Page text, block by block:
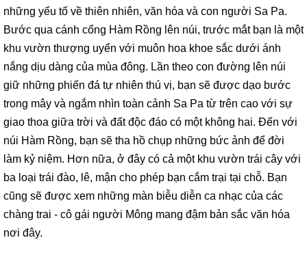
những yếu tố về thiên nhiên, văn hóa và con người Sa Pa.
Bước qua cánh cổng Hàm Rồng lên núi, trước mắt bạn là một
khu vườn thượng uyển với muôn hoa khoe sắc dưới ánh
nắng dịu dàng của mùa đông. Lần theo con đường lên núi
giữ những phiến đá tự nhiên thú vị, bạn sẽ được dạo bước
trong mây và ngắm nhìn toàn cảnh Sa Pa từ trên cao với sự
giao thoa giữa trời và đất độc đáo có một không hai. Đến với
núi Hàm Rồng, bạn sẽ tha hồ chụp những bức ảnh để đời
làm kỷ niệm. Hơn nữa, ở đây có cả một khu vườn trái cây với
ba loại trái đào, lê, mận cho phép bạn cắm trại tại chỗ. Bạn
cũng sẽ được xem những màn biễu diễn ca nhạc của các
chàng trai - cô gái người Mông mang đậm bản sắc văn hóa
nơi đây.